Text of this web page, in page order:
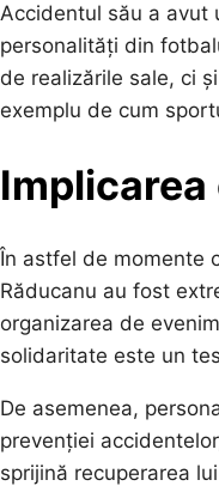
Accidentul său a avut
personalități din
de realizările sale, ci
exemplu de cum
În astfel de momente
Răducanu au fost
organizarea de
solidaritate este un
De asemenea,
prevenției
sprijină recuperarea